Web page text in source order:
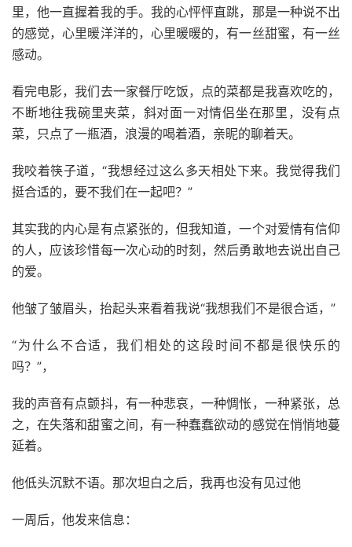
里，他一直握着我的手。我的心怦怦直跳，那是一种说不出
的感觉，心里暖洋洋的，心里暖暖的，有一丝甜蜜，有一丝
感动。
看完电影，我们去一家餐厅吃饭，点的菜都是我喜欢吃的，
不断地往我碗里夹菜，斜对面一对情侣坐在那里，没有点
菜，只点了一瓶酒，浪漫的喝着酒，亲昵的聊着天。
我咬着筷子道，“我想经过这么多天相处下来。我觉得我们
挺合适的，要不我们在一起吧？”
其实我的内心是有点紧张的，但我知道，一个对爱情有信仰
的人，应该珍惜每一次心动的时刻，然后勇敢地去说出自己
的爱。
他皱了皱眉头，抬起头来看着我说“我想我们不是很合适，”
“为什么不合适，我们相处的这段时间不都是很快乐的
吗？”，
我的声音有点颤抖，有一种悲哀，一种惆怅，一种紧张，总
之，在失落和甜蜜之间，有一种蠢蠢欲动的感觉在悄悄地蔓
延着。
他低头沉默不语。那次坦白之后，我再也没有见过他
一周后，他发来信息：